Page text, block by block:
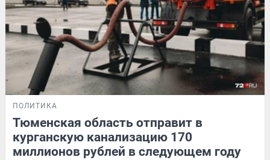
ПОЛИТИКА
Тюменская область отправит в
курганскую канализацию 170
миллионов рублей в следующем году